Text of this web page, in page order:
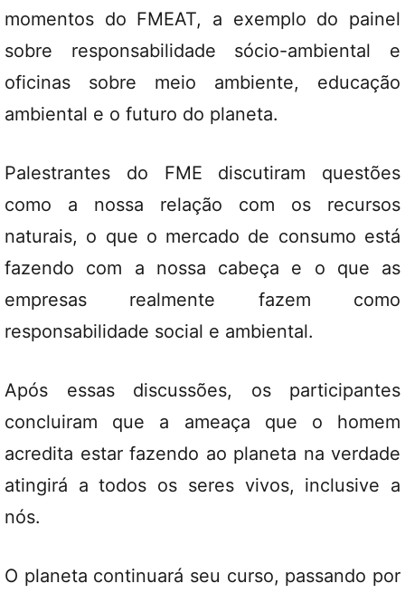
momentos do FMEAT, a exemplo do painel
sobre responsabilidade sócio-ambiental e
oficinas sobre meio ambiente, educação
ambiental e o futuro do planeta.
Palestrantes do FME discutiram questões
como a nossa relação com os recursos
naturais, o que o mercado de consumo está
fazendo com a nossa cabeça e o que as
empresas realmente fazem como
responsabilidade social e ambiental.
Após essas discussões, os participantes
concluiram que a ameaça que o homem
acredita estar fazendo ao planeta na verdade
atingirá a todos os seres vivos, inclusive a
nós.
O planeta continuará seu curso, passando por